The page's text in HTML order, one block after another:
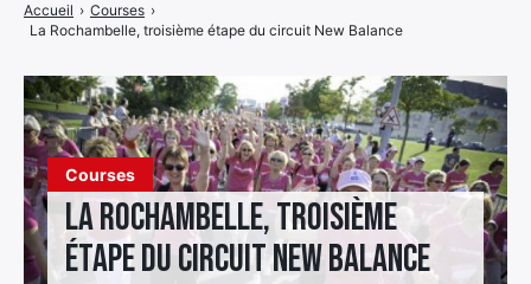
Courses
La Rochambelle, troisième
étape du circuit New Balance
Accueil › Courses ›
La Rochambelle, troisième étape du circuit New Balance
menu
Élément
de
menu
Élément
de
menu